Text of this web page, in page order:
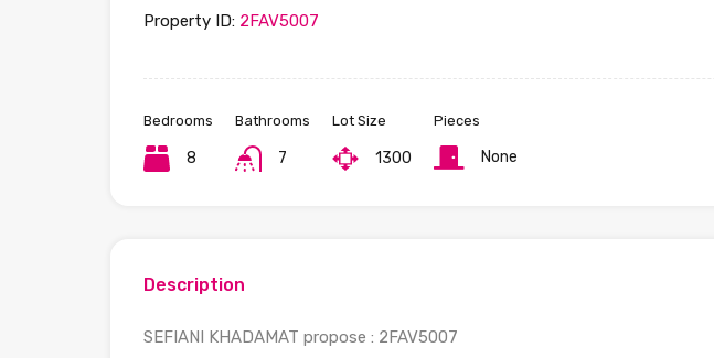
Property ID: 2FAV5007
Bedrooms
8
Bathrooms
7
Lot Size
1300
Pieces
None
Description
SEFIANI KHADAMAT propose : 2FAV5007